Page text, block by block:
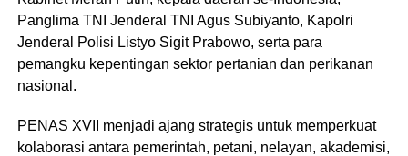
Panglima TNI Jenderal TNI Agus Subiyanto, Kapolri
Jenderal Polisi Listyo Sigit Prabowo, serta para
pemangku kepentingan sektor pertanian dan perikanan
nasional.
PENAS XVII menjadi ajang strategis untuk memperkuat
kolaborasi antara pemerintah, petani, nelayan, akademisi,